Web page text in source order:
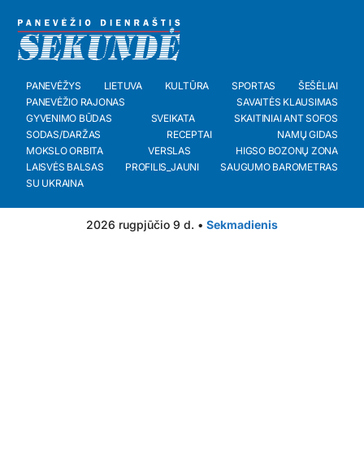
PANEVĖŽYS LIETUVA KULTŪRA SPORTAS
ŠEŠĖLIAI
PANEVĖŽIO RAJONAS
SAVAITĖS KLAUSIMAS
GYVENIMO BŪDAS
SVEIKATA
SKAITINIAI ANT SOFOS
SODAS/DARŽAS
RECEPTAI
NAMŲ GIDAS
MOKSLO ORBITA
VERSLAS
HIGSO BOZONŲ ZONA
LAISVĖS BALSAS
PROFILIS_JAUNI
SAUGUMO BAROMETRAS
SU UKRAINA
2026 rugpjūčio 9 d. • Sekmadienis